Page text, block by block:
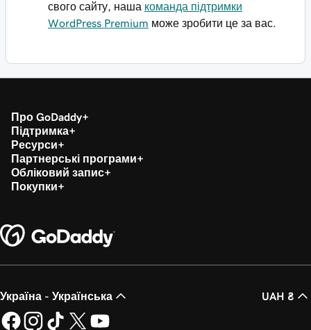
свого сайту, наша команда підтримки
WordPress Premium може зробити це за вас.
Про GoDaddy
Підтримка
Ресурси
Партнерські програми
Обліковий запис
Покупки
Україна - Українська UAH ₴